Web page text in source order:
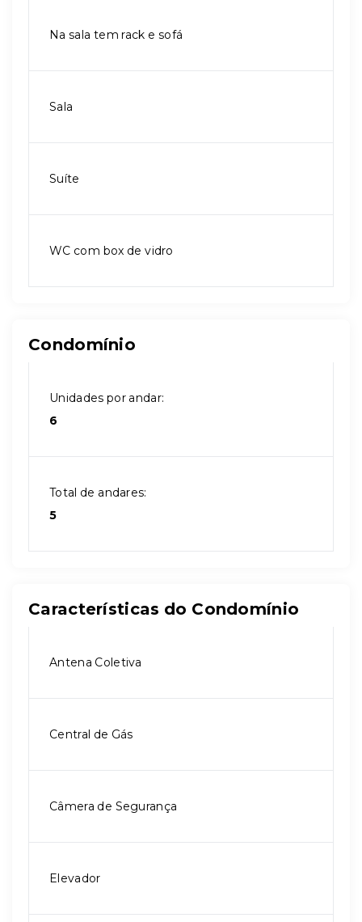
Na sala tem rack e sofá
Sala
Suíte
WC com box de vidro
Condomínio
Unidades por andar:
6
Total de andares:
5
Características do Condomínio
Antena Coletiva
Central de Gás
Câmera de Segurança
Elevador